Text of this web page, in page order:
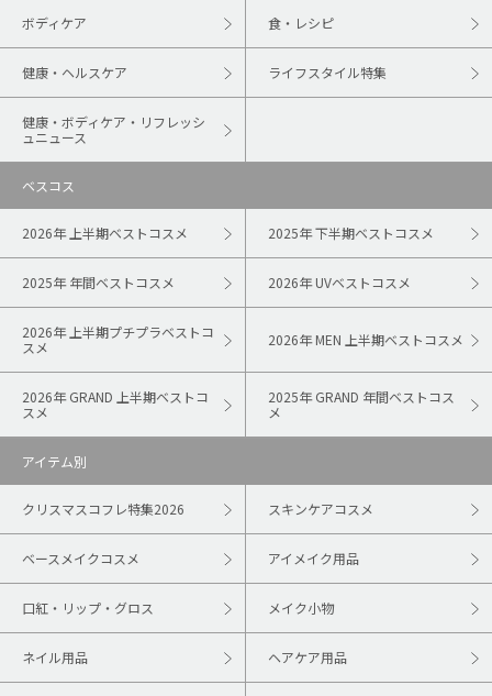
ボディケア 食・レシピ
健康・ヘルスケア ライフスタイル特集
健康・ボディケア・リフレッシ
ュニュース
ベスコス
2026年 上半期ベストコスメ 2025年 下半期ベストコスメ
2025年 年間ベストコスメ 2026年 UVベストコスメ
2026年 上半期プチプラベストコ
スメ
2026年 MEN 上半期ベストコスメ
2026年 GRAND 上半期ベストコ
スメ
2025年 GRAND 年間ベストコス
メ
アイテム別
クリスマスコフレ特集2026 スキンケアコスメ
ベースメイクコスメ アイメイク用品
口紅・リップ・グロス メイク小物
ネイル用品 ヘアケア用品